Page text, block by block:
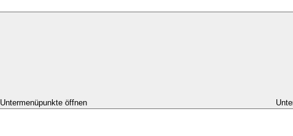
Untermenüpunkte öffnen